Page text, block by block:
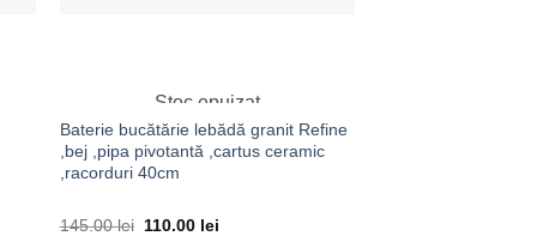
Stoc epuizat
Baterie bucătărie lebădă granit Refine
,bej ,pipa pivotantă ,cartus ceramic
,racorduri 40cm
145.00lei 110.00 lei